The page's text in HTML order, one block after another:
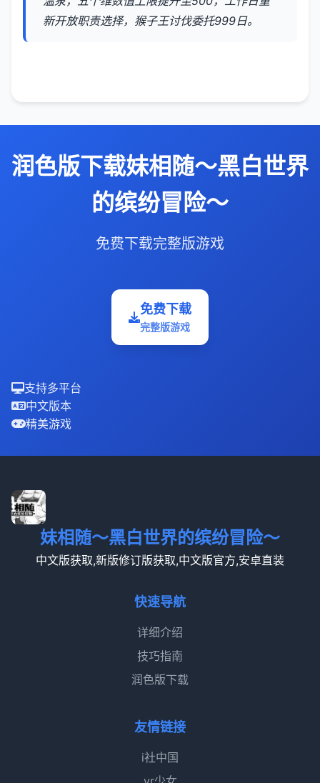
新开放职责选择，猴子王讨伐委托999日。
润色版下载妹相随～黑白世界
的缤纷冒险～
免费下载完整版游戏
免费下载
完整版游戏
支持多平台
中文版本
精美游戏
妹相随～黑白世界的缤纷冒险～
中文版获取,新版修订版获取,中文版官方,安卓直装
快速导航
详细介绍
技巧指南
润色版下载
友情链接
i社中国